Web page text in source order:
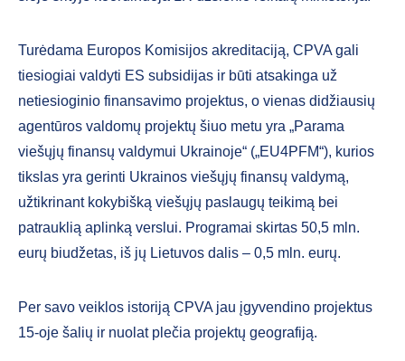
Turėdama Europos Komisijos akreditaciją, CPVA gali
tiesiogiai valdyti ES subsidijas ir būti atsakinga už
netiesioginio finansavimo projektus, o vienas didžiausių
agentūros valdomų projektų šiuo metu yra „Parama
viešųjų finansų valdymui Ukrainoje“ („EU4PFM“), kurios
tikslas yra gerinti Ukrainos viešųjų finansų valdymą,
užtikrinant kokybišką viešųjų paslaugų teikimą bei
patrauklią aplinką verslui. Programai skirtas 50,5 mln.
eurų biudžetas, iš jų Lietuvos dalis – 0,5 mln. eurų.
Per savo veiklos istoriją CPVA jau įgyvendino projektus
15-oje šalių ir nuolat plečia projektų geografiją.